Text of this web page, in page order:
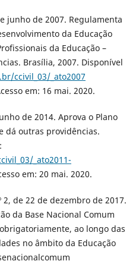
junho de 2007. Regulamenta
da Educação
da Educação –
Brasília, 2007. Disponível
ccivil_03/_ato2007
em: 16 mai. 2020.
de 2014. Aprova o Plano
dá outras providências.
_ato2011-
em: 20 mai. 2020.
2, de 22 de dezembro de 2017.
da Base Nacional Comum
ao longo das
no âmbito da Educação